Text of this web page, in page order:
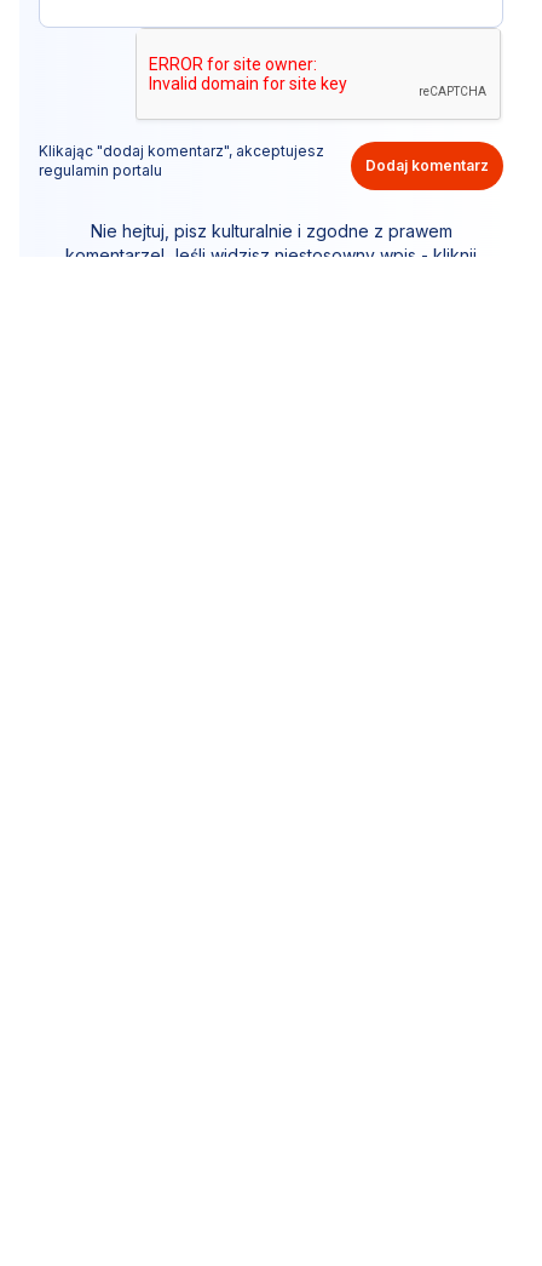
Klikając "dodaj komentarz", akceptujesz
regulamin portalu
Dodaj komentarz
Nie hejtuj, pisz kulturalnie i zgodne z prawem
komentarze! Jeśli widzisz niestosowny wpis - kliknij